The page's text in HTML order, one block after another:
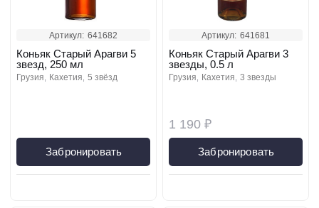
Артикул: 641682
Коньяк Старый Арагви 5
звезд, 250 мл
грузия кахетия 5 звёзд
Забронировать
Артикул: 641681
1 190 ₽
Коньяк Старый Арагви 3
звезды, 0.5 л
грузия кахетия 3 звезды
Забронировать